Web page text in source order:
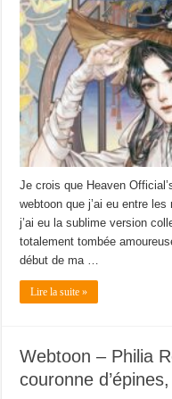
Je crois que Heaven
webtoon que j’ai eu entre
j’ai eu la sublime version
totalement tombée
début de ma …
Lire la suite »
Webtoon – Philia
couronne